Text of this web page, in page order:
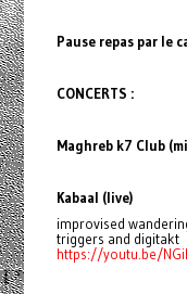
Pause repas par le
CONCERTS :
Maghreb k7 Club
Kabaal (live)
improvised
triggers and digitakt
https://youtu.be/